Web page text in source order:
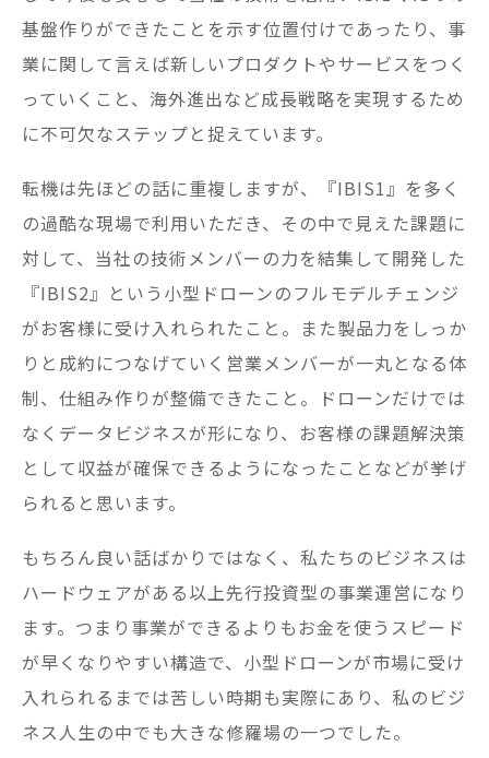
基盤作りができたことを示す位置付けであったり、事
業に関して言えば新しいプロダクトやサービスをつく
っていくこと、海外進出など成長戦略を実現するため
に不可欠なステップと捉えています。
転機は先ほどの話に重複しますが、『IBIS1』を多く
の過酷な現場で利用いただき、その中で見えた課題に
対して、当社の技術メンバーの力を結集して開発した
『IBIS2』という小型ドローンのフルモデルチェンジ
がお客様に受け入れられたこと。また製品力をしっか
りと成約につなげていく営業メンバーが一丸となる体
制、仕組み作りが整備できたこと。ドローンだけでは
なくデータビジネスが形になり、お客様の課題解決策
として収益が確保できるようになったことなどが挙げ
られると思います。
もちろん良い話ばかりではなく、私たちのビジネスは
ハードウェアがある以上先行投資型の事業運営になり
ます。つまり事業ができるよりもお金を使うスピード
が早くなりやすい構造で、小型ドローンが市場に受け
入れられるまでは苦しい時期も実際にあり、私のビジ
ネス人生の中でも大きな修羅場の一つでした。